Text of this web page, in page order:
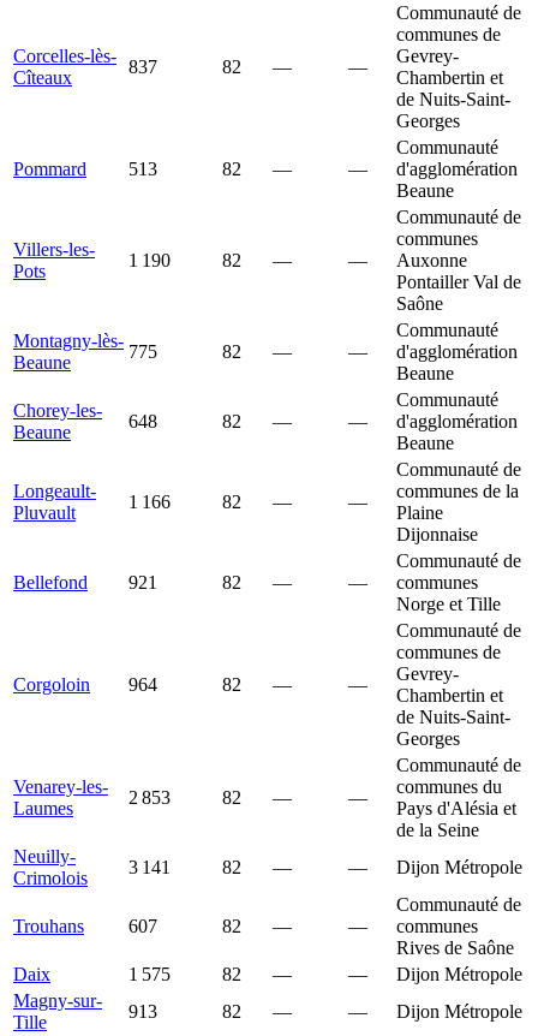
Corcelles-lès-
Cîteaux
837 82 — —
Communauté de
communes de
Gevrey-
Chambertin et
de Nuits-Saint-
Georges
Pommard 513 82 — —
Communauté
d'agglomération
Beaune
Villers-les-
Pots
1 190 82 — —
Communauté de
communes
Auxonne
Pontailler Val de
Saône
Montagny-lès-
Beaune
775 82 — —
Communauté
d'agglomération
Beaune
Chorey-les-
Beaune
648 82 — —
Communauté
d'agglomération
Beaune
Longeault-
Pluvault
1 166 82 — —
Communauté de
communes de la
Plaine
Dijonnaise
Bellefond 921 82 — —
Communauté de
communes
Norge et Tille
Corgoloin 964 82 — —
Communauté de
communes de
Gevrey-
Chambertin et
de Nuits-Saint-
Georges
Venarey-les-
Laumes
2 853 82 — —
Communauté de
communes du
Pays d'Alésia et
de la Seine
Neuilly-
Crimolois
3 141 82 — — Dijon Métropole
Trouhans 607 82 — —
Communauté de
communes
Rives de Saône
Daix
1 575 82 — —
Dijon Métropole
Magny-sur-
Tille
913 82 — — Dijon Métropole